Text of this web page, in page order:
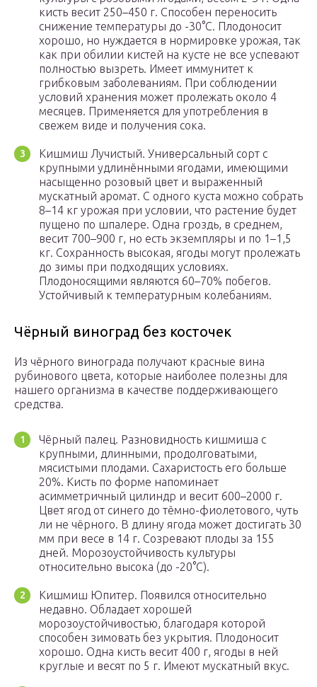
кисть весит 250–450 г. Способен переносить
снижение температуры до -30°С. Плодоносит
хорошо, но нуждается в нормировке урожая, так
как при обилии кистей на кусте не все успевают
полностью вызреть. Имеет иммунитет к
грибковым заболеваниям. При соблюдении
условий хранения может пролежать около 4
месяцев. Применяется для употребления в
свежем виде и получения сока.
Кишмиш Лучистый. Универсальный сорт с
крупными удлинёнными ягодами, имеющими
насыщенно розовый цвет и выраженный
мускатный аромат. С одного куста можно собрать
8–14 кг урожая при условии, что растение будет
пущено по шпалере. Одна гроздь, в среднем,
весит 700–900 г, но есть экземпляры и по 1–1,5
кг. Сохранность высокая, ягоды могут пролежать
до зимы при подходящих условиях.
Плодоносящими являются 60–70% побегов.
Устойчивый к температурным колебаниям.
Чёрный виноград без косточек
Из чёрного винограда получают красные вина
рубинового цвета, которые наиболее полезны для
нашего организма в качестве поддерживающего
средства.
Чёрный палец. Разновидность кишмиша с
крупными, длинными, продолговатыми,
мясистыми плодами. Сахаристость его больше
20%. Кисть по форме напоминает
асимметричный цилиндр и весит 600–2000 г.
Цвет ягод от синего до тёмно-фиолетового, чуть
ли не чёрного. В длину ягода может достигать 30
мм при весе в 14 г. Созревают плоды за 155
дней. Морозоустойчивость культуры
относительно высока (до -20°С).
Кишмиш Юпитер. Появился относительно
недавно. Обладает хорошей
морозоустойчивостью, благодаря которой
способен зимовать без укрытия. Плодоносит
хорошо. Одна кисть весит 400 г, ягоды в ней
круглые и весят по 5 г. Имеют мускатный вкус.